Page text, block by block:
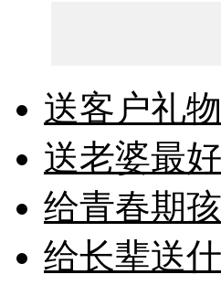
送客户礼
送老婆最
给青春期
给长辈送